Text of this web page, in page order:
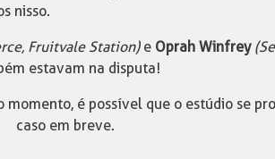
nisso.
Fruitvale Station)e Oprah Winfrey
estavam na disputa!
é possível que o estúdio se
caso em breve.